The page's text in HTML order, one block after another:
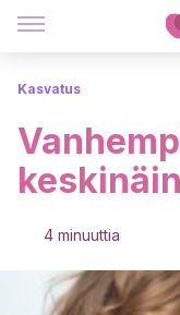
Kasvatus
4 minuuttia